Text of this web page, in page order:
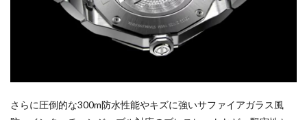
さらに圧倒的な300m防水性能やキズに強いサファイアガラス風